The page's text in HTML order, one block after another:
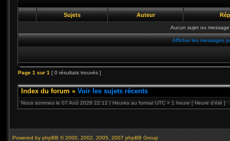
Sujets Auteur
Aucun sujet ou
Afficher les messages
Page 1 sur 1 [ 0 résultats trouvés ]
Index du forum » Voir les sujets récents
Nous sommes le 07 Aoû 2026 22:12 | Heures au format UTC + 1 heure [ Heure d’été ]
Powered by phpBB © 2000, 2002, 2005, 2007 phpBB Group